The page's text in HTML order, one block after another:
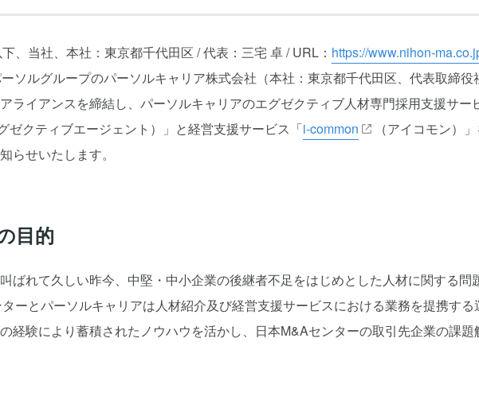
、当社、本社：東京都千代田区 / 代表：三宅 卓 / URL： https://www.nihon-
ソルグループのパーソルキャリア株式会社（本社：東京都千代田区、代表取締役
ライアンスを締結し、パーソルキャリアのエグゼクティブ人材専門採用支援サー
グゼクティブエージェント）」と経営支援サービス「i-common
（アイコモン）
らせいたします。
目的
ばれて久しい昨今、中堅・中小企業の後継者不足をはじめとした人材に関する問
ーとパーソルキャリアは人材紹介及び経営支援サービスにおける業務を提携する
経験により蓄積されたノウハウを活かし、日本M&Aセンターの取引先企業の課題